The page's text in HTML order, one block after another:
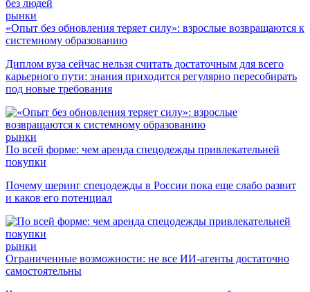
рынки
«Опыт без обновления теряет силу»: взрослые возвращаются к
системному образованию
Диплом вуза сейчас нельзя считать достаточным для всего
карьерного пути: знания приходится регулярно пересобирать
под новые требования
рынки
По всей форме: чем аренда спецодежды привлекательней
покупки
Почему шеринг спецодежды в России пока еще слабо развит
и каков его потенциал
рынки
Ограниченные возможности: не все ИИ-агенты достаточно
самостоятельны